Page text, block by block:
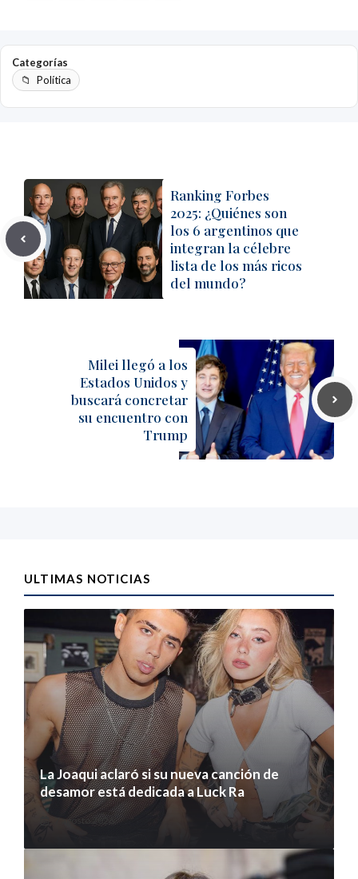
Categorías
Política
Ranking Forbes
2025: ¿Quiénes son
los 6 argentinos que
integran la célebre
lista de los más ricos
del mundo?
Milei llegó a los
Estados Unidos y
buscará concretar
su encuentro con
Trump
ULTIMAS NOTICIAS
La Joaqui aclaró si su nueva canción de
desamor está dedicada a Luck Ra
7 agosto 2026